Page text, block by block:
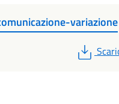
variazione
PDF